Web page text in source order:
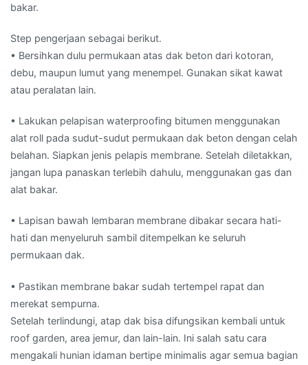
bakar.
Step pengerjaan sebagai berikut.
• Bersihkan dulu permukaan atas dak beton dari kotoran,
debu, maupun lumut yang menempel. Gunakan sikat kawat
atau peralatan lain.
• Lakukan pelapisan waterproofing bitumen menggunakan
alat roll pada sudut-sudut permukaan dak beton dengan celah
belahan. Siapkan jenis pelapis membrane. Setelah diletakkan,
jangan lupa panaskan terlebih dahulu, menggunakan gas dan
alat bakar.
• Lapisan bawah lembaran membrane dibakar secara hati-
hati dan menyeluruh sambil ditempelkan ke seluruh
permukaan dak.
• Pastikan membrane bakar sudah tertempel rapat dan
merekat sempurna.
Setelah terlindungi, atap dak bisa difungsikan kembali untuk
roof garden, area jemur, dan lain-lain. Ini salah satu cara
mengakali hunian idaman bertipe minimalis agar semua bagian